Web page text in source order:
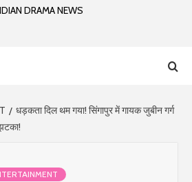
DRAMA NEWS
धड़कता दिल थम गया! सिंगापुर में गायक जुबीन गर्ग